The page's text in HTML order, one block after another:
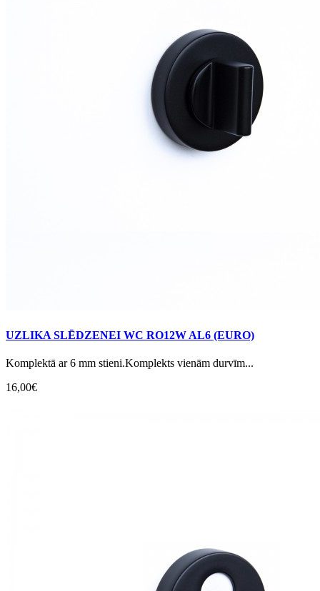
UZLIKA SLĒDZENEI WC RO12W AL6 (EURO)
Komplektā ar 6 mm stieni.Komplekts vienām durvīm...
16,00€